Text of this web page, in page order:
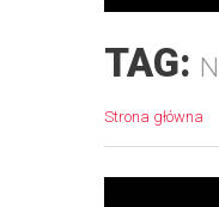
TAG:
Strona główna